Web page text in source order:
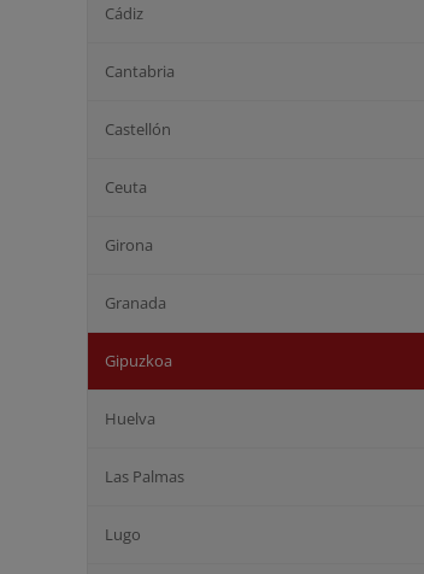
Cádiz
Cantabria
Castellón
Ceuta
Girona
Granada
Gipuzkoa
Huelva
Las Palmas
Lugo